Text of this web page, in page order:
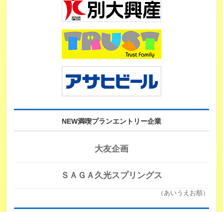
NEW満喫プランエントリー企業
大友企画
ＳＡＧＡ久光スプリングス
（あいうえお順）